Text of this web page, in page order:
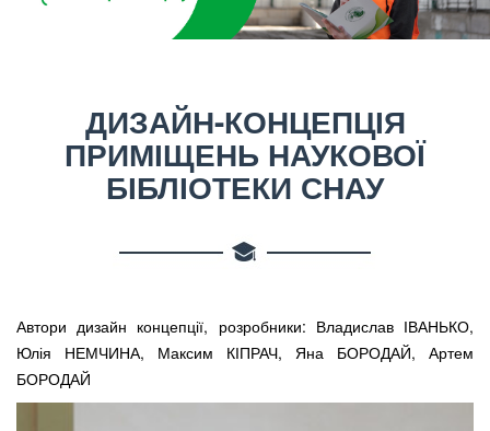
ДИЗАЙН-КОНЦЕПЦІЯ
ПРИМІЩЕНЬ НАУКОВОЇ
БІБЛІОТЕКИ СНАУ
Автори дизайн концепції, розробники: Владислав ІВАНЬКО,
Юлія НЕМЧИНА, Максим КІПРАЧ, Яна БОРОДАЙ, Артем
БОРОДАЙ